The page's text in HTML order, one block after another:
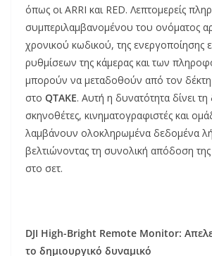
όπως οι ARRI και RED. Λεπτομερείς
συμπεριλαμβανομένου του ονόματος
χρονικού κωδικού, της ενεργοποίησης
ρυθμίσεων της κάμερας και των
μπορούν να μεταδοθούν από τον δέκτη
στο QTAKE. Αυτή η δυνατότητα δίνει
σκηνοθέτες, κινηματογραφιστές και
λαμβάνουν ολοκληρωμένα δεδομένα
βελτιώνοντας τη συνολική απόδοση
στο σετ.
DJI High-Bright Remote Monitor:
το δημιουργικό δυναμικό